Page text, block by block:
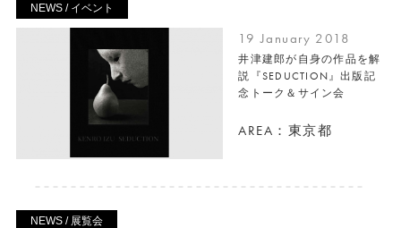
NEWS / イベント
19 January 2018
井津建郎が自身の作品を解
説『SEDUCTION』出版記
念トーク＆サイン会
AREA：東京都
NEWS / 展覧会